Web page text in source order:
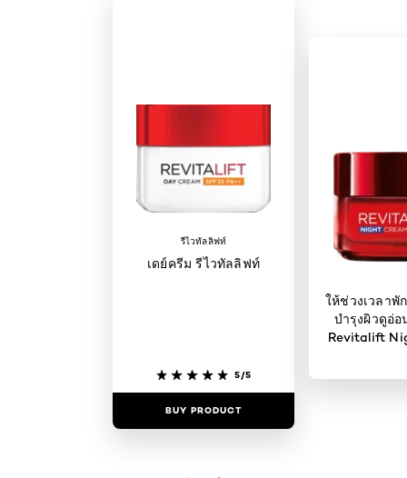
รีไวทัลลิฟท์
เดย์ครีม รีไวทัลลิฟท์
5/5
BUY PRODUCT
ให้ช่วงเวลา
บำรุงผิวดูอ่อ
Revitalift